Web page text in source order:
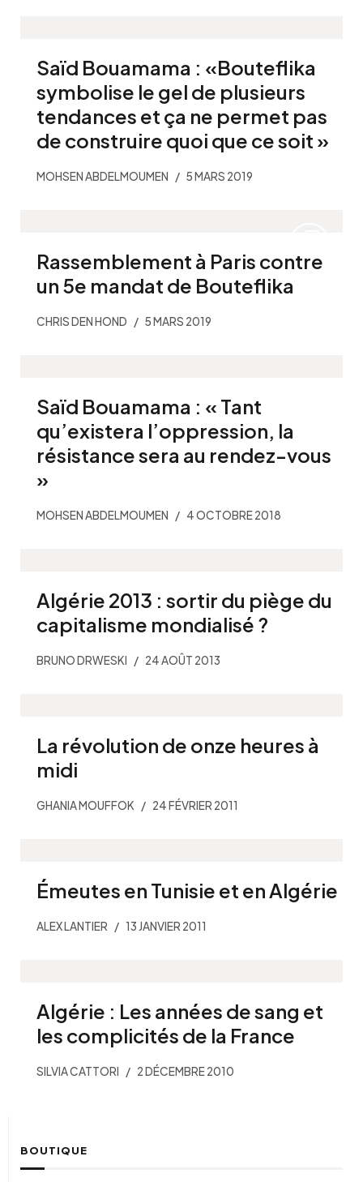
Saïd Bouamama : «Bouteflika
symbolise le gel de plusieurs
tendances et ça ne permet pas
de construire quoi que ce soit »
MOHSEN ABDELMOUMEN 5 MARS 2019
Rassemblement à Paris contre
un 5e mandat de Bouteflika
CHRIS DEN HOND 5 MARS 2019
Saïd Bouamama : « Tant
qu’existera l’oppression, la
résistance sera au rendez-vous
»
MOHSEN ABDELMOUMEN 4 OCTOBRE 2018
Algérie 2013 : sortir du piège du
capitalisme mondialisé ?
BRUNO DRWESKI 24 AOÛT 2013
La révolution de onze heures à
midi
GHANIA MOUFFOK 24 FÉVRIER 2011
Émeutes en Tunisie et en Algérie
ALEX LANTIER 13 JANVIER 2011
Algérie : Les années de sang et
les complicités de la France
SILVIA CATTORI 2 DÉCEMBRE 2010
BOUTIQUE